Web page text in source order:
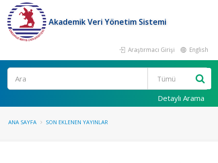
Akademik Veri Yönetim Sistemi
Araştırmacı Girişi English
Ara
Detaylı Arama
ANA SAYFA SON EKLENEN YAYINLAR